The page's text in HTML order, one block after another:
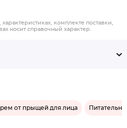
комплекте поставки,
носит справочный характер.
от прыщей для лица